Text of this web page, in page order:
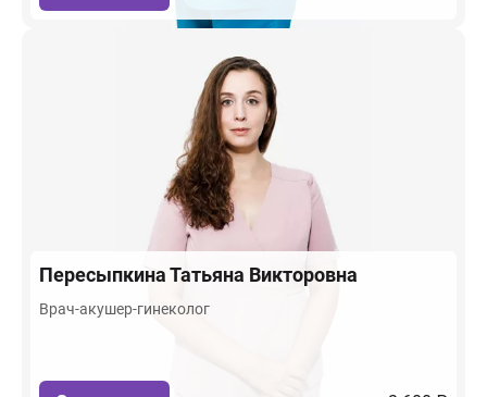
ПересыпкинаТатьяна Викторовна
Врач-акушер-гинеколог